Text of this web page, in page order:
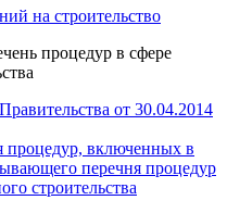
на строительство
процедур в сфере
от 30.04.2014
процедур, включенных в
перечня процедур
строительства